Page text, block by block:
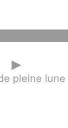
►
pleine lune